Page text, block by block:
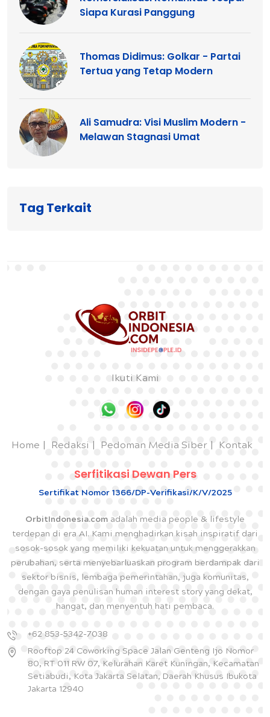
Siapa Kurasi Panggung
Thomas Didimus: Golkar - Partai
Tertua yang Tetap Modern
Ali Samudra: Visi Muslim Modern -
Melawan Stagnasi Umat
Tag Terkait
Ikuti Kami
Home Redaksi Pedoman Media Siber Kontak
Serfitikasi Dewan Pers
Sertifikat Nomor 1366/DP-Verifikasi/K/V/2025
OrbitIndonesia.com adalah media people & lifestyle
terdepan di era AI. Kami menghadirkan kisah inspiratif dari
sosok-sosok yang memiliki kekuatan untuk menggerakkan
perubahan, serta menyebarluaskan program berdampak dari
sektor bisnis, lembaga pemerintahan, juga komunitas,
dengan gaya penulisan human interest story yang dekat,
hangat, dan menyentuh hati pembaca.
+62 853-5342-7038
Rooftop 24 Coworking Space Jalan Genteng Ijo Nomor
80, RT 011 RW 07, Kelurahan Karet Kuningan, Kecamatan
Setiabudi, Kota Jakarta Selatan, Daerah Khusus Ibukota
Jakarta 12940